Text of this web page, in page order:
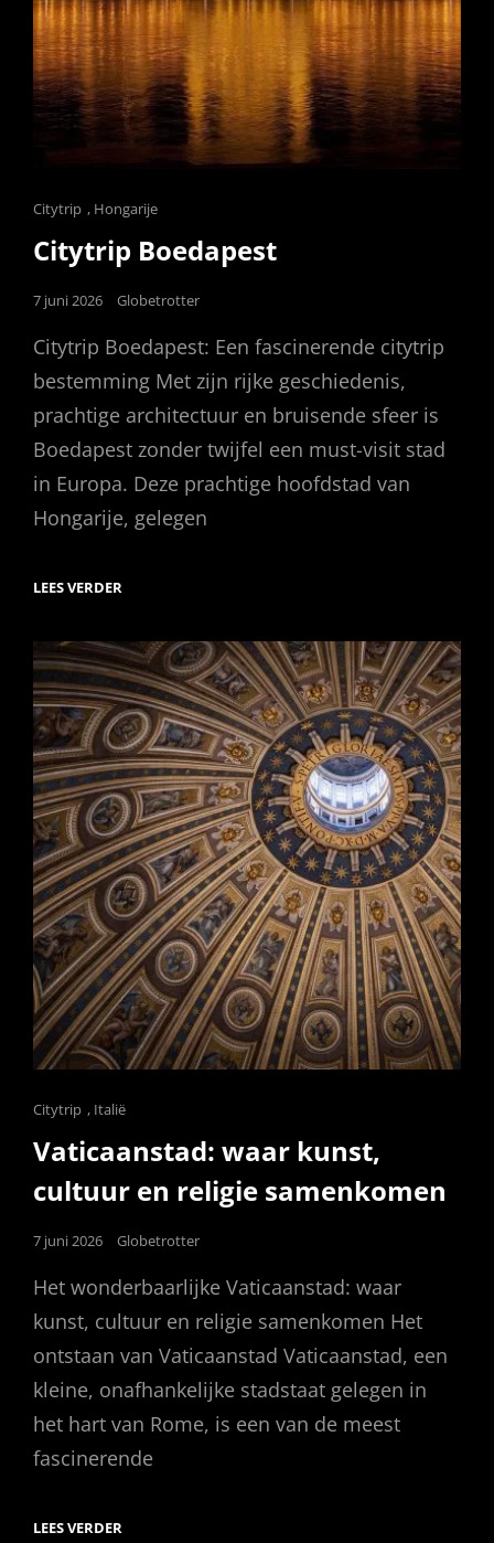
Cat
Links
Citytrip , Hongarije
Citytrip Boedapest
Posted
7 juni 2026 Globetrotter
Citytrip Boedapest: Een fascinerende citytrip
bestemming Met zijn rijke geschiedenis,
prachtige architectuur en bruisende sfeer is
Boedapest zonder twijfel een must-visit stad
in Europa. Deze prachtige hoofdstad van
Hongarije, gelegen
LEES VERDER
Cat
Citytrip , Italië
Vaticaanstad: waar kunst,
cultuur en religie samenkomen
Posted
7 juni 2026 Globetrotter
Het wonderbaarlijke Vaticaanstad: waar
kunst, cultuur en religie samenkomen Het
ontstaan van Vaticaanstad Vaticaanstad, een
kleine, onafhankelijke stadstaat gelegen in
het hart van Rome, is een van de meest
fascinerende
LEES VERDER